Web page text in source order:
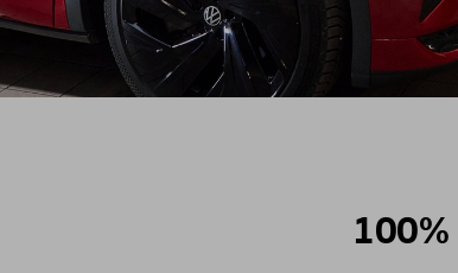
Flota
Gwarancja i ochrona
100%